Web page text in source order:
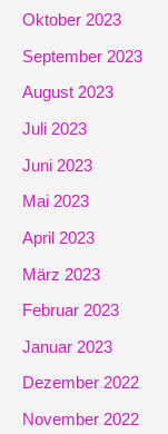
Oktober 2023
September 2023
August 2023
Juli 2023
Juni 2023
Mai 2023
April 2023
März 2023
Februar 2023
Januar 2023
Dezember 2022
November 2022